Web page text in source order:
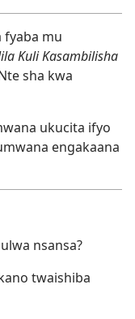
mu
Kuli Kasambilisha
sha kwa
ukucita ifyo
engakaana
nsansa?
twaishiba